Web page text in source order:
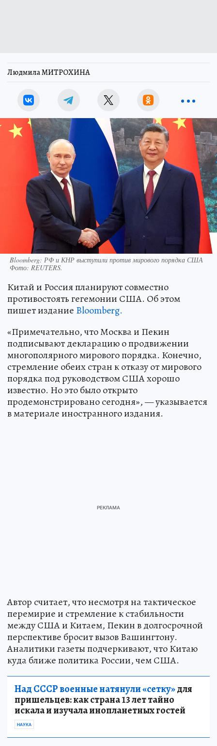
Людмила МИТРОХИНА
Bloomberg: РФ и КНР выступили против мирового порядка США
Фото: REUTERS.
Китай и Россия планируют совместно
противостоять гегемонии США. Об этом
пишет издание Bloomberg.
«Примечательно, что Москва и Пекин
подписывают декларацию о продвижении
многополярного мирового порядка. Конечно,
стремление обеих стран к отказу от мирового
порядка под руководством США хорошо
известно. Но это было открыто
продемонстрировано сегодня», — указывается
в материале иностранного издания.
Автор считает, что несмотря на тактическое
перемирие и стремление к стабильности
между США и Китаем, Пекин в долгосрочной
перспективе бросит вызов Вашингтону.
Аналитики газеты подчеркивают, что Китаю
куда ближе политика России, чем США.
Над СССР военные натянули «сетку»для
пришельцев: как страна 13 лет тайно
искала и изучала инопланетных гостей
НАУКА